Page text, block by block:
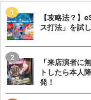
【攻略法？】
ス打法」を試
「来店演者に
トしたら本人
発！